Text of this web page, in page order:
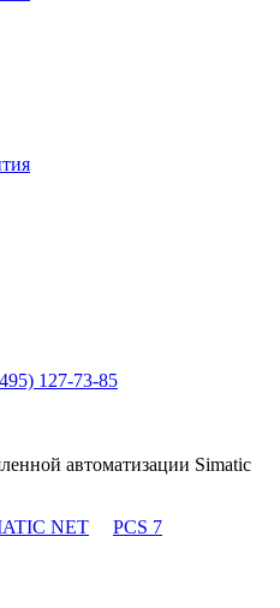
127-73-85
автоматизации Simatic
NET PCS 7